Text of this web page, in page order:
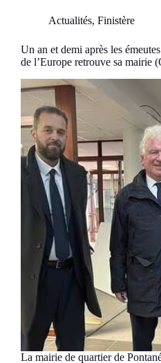
Actualités, Finistère
Un an et demi après les
de l’Europe retrouve sa mairie
La mairie de quartier de